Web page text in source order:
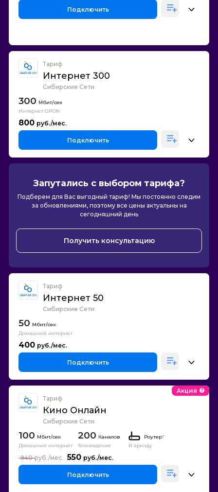
Подключить
Тариф
Интернет 300
Сибирские Сети
300
Интернет GPON
800
Подключить
Запутались с выбором тарифа?
Подберем для Вас выгодный тариф! Мы постоянно следим
за обновлениями, поэтому все цены актуальны на
сегодняшний день
Получить консультацию
Тариф
Интернет 50
Сибирские Сети
50
Домашний интернет
400
Подключить
Тариф
Кино Онлайн
Сибирские Сети
Акция
100
Домашний интернет
200 Каналов
Телевидение
Роутер*
В аренду
550
940
Подключить